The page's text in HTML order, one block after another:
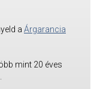
a Árgarancia
mint 20 éves